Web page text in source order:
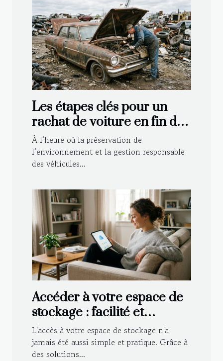
Les étapes clés pour un
rachat de voiture en fin de
vie
À l’heure où la préservation de
l’environnement et la gestion responsable
des véhicules...
Accéder à votre espace de
stockage : facilité et
convenance
L'accès à votre espace de stockage n'a
jamais été aussi simple et pratique. Grâce à
des solutions...